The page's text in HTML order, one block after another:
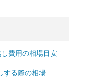
費用の相場目安
する際の相場